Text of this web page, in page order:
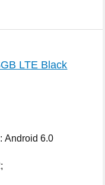
LTE Black
Android 6.0